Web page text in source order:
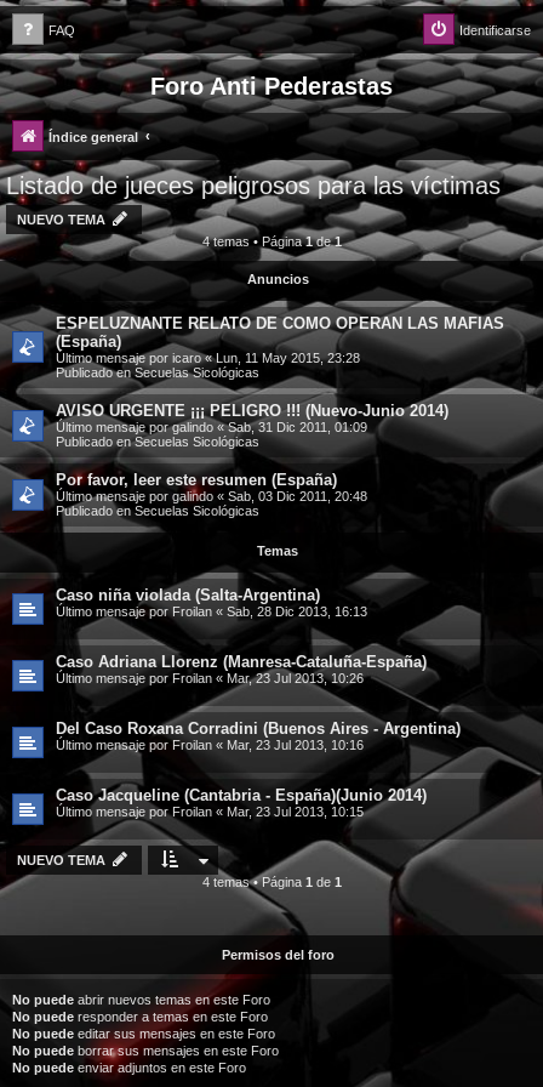
FAQ Identificarse
Foro Anti Pederastas
Índice general
Listado de jueces peligrosos para las víctimas
NUEVO TEMA
4 temas • Página1de1
Anuncios
ESPELUZNANTE RELATO DE COMO OPERAN LAS MAFIAS
(España)
Último mensaje por icaro«Lun, 11 May 2015, 23:28
Publicado en Secuelas Sicológicas
AVISO URGENTE ¡¡¡ PELIGRO !!! (Nuevo-Junio 2014)
Último mensaje porgalindo «Sab, 31 Dic 2011, 01:09
Publicado enSecuelas Sicológicas
Por favor, leer este resumen (España)
Último mensaje por galindo « Sab, 03 Dic 2011, 20:48
Publicado en Secuelas Sicológicas
Temas
Caso niña violada (Salta-Argentina)
Último mensaje por Froilan « Sab, 28 Dic 2013, 16:13
Caso Adriana Llorenz (Manresa-Cataluña-España)
Último mensaje por Froilan « Mar, 23 Jul 2013, 10:26
Del Caso Roxana Corradini (Buenos Aires - Argentina)
Último mensaje por Froilan « Mar, 23 Jul 2013, 10:16
Caso Jacqueline (Cantabria - España)(Junio 2014)
Último mensaje porFroilan « Mar, 23 Jul 2013, 10:15
NUEVO TEMA
4 temas • Página 1 de 1
Permisos del foro
No puede abrir nuevos temas en este Foro
No puede responder a temas en este Foro
No puede editar sus mensajes en este Foro
No puede borrar sus mensajes en este Foro
No puede enviar adjuntos en este Foro